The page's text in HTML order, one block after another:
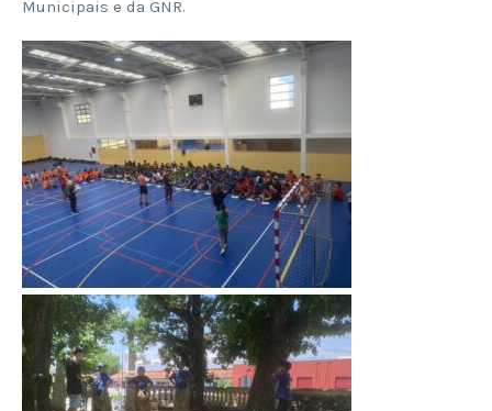
Municipais e da GNR.